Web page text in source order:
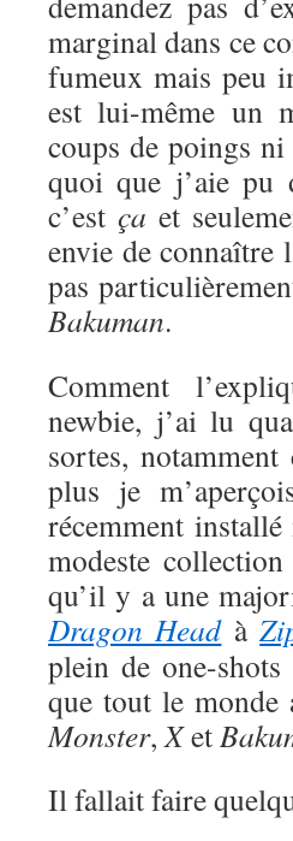
marginal dans ce
fumeux mais peu
est lui-même un
coups de poings
quoi que j’aie
c’estça et
envie de connaître
pas
Bakuman.
Comment
newbie, j’ai lu
sortes,
plus je
récemment
modeste
qu’il y a une
Dragon Headà
plein de one-
que tout le
Monster,Xet
Il fallait faire